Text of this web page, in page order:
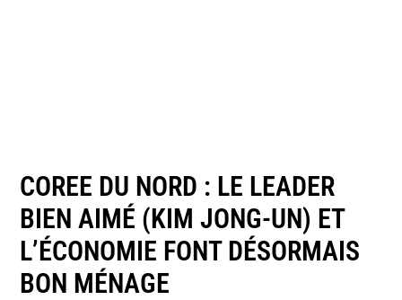
COREE DU NORD : LE LEADER
BIEN AIMÉ (KIM JONG-UN) ET
L’ÉCONOMIE FONT DÉSORMAIS
BON MÉNAGE